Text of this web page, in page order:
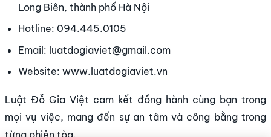
Long Biên, thành phố Hà Nội
Hotline: 094.445.0105
Email: luatdogiaviet@gmail.com
Website: www.luatdogiaviet.vn
Luật Đỗ Gia Việt cam kết đồng hành cùng bạn trong
mọi vụ việc, mang đến sự an tâm và công bằng trong
từng phiên tòa.